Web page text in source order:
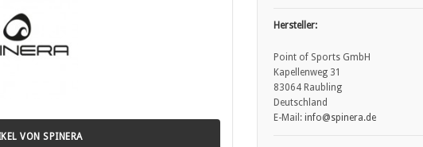
Schäden, Undichtigkeiten oder Materialverschleiß.
Strömungen oder ungeeigneten Wetterbedingungen.
sofern dies nicht ausdrücklich vom Hersteller freigegeben ist.
Bedienungsanleitung des Herstellers.
VON SPINERA
Hersteller:
Point of Sports GmbH
Kapellenweg 31
83064 Raubling
Deutschland
E-Mail: info@spinera.de